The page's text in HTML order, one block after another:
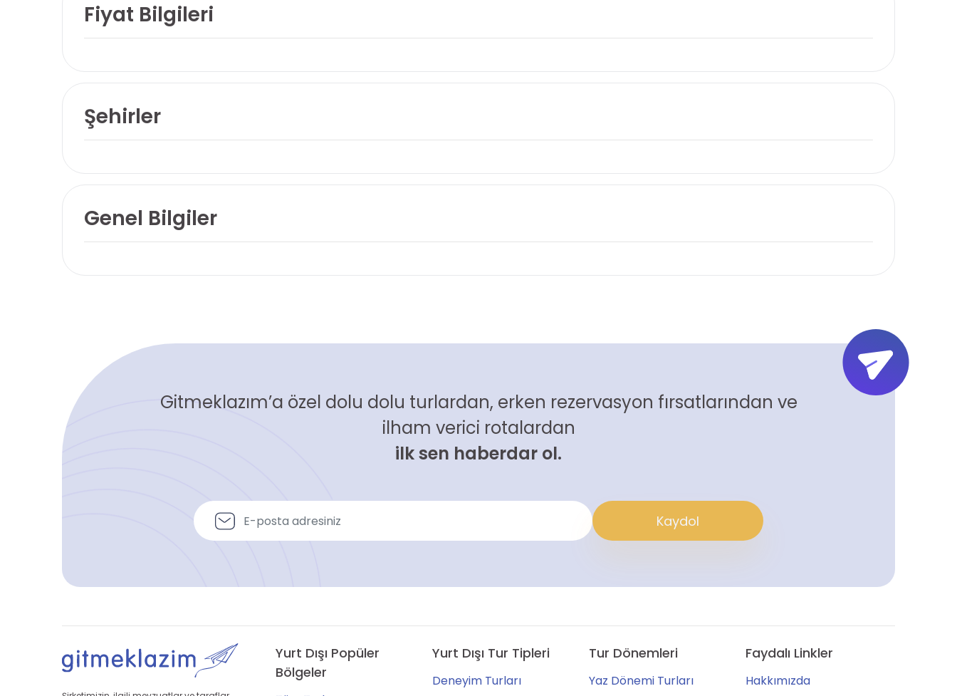
Fiyat Bilgileri
Şehirler
Genel Bilgiler
Gitmeklazım’a özel dolu dolu turlardan, erken rezervasyon fırsatlarından ve
ilham verici rotalardan
ilk sen haberdar ol.
Kaydol
Yurt Dışı Popüler
Bölgeler
Yurt Dışı Tur Tipleri
Deneyim Turları
Tur Dönemleri
Yaz Dönemi Turları
Faydalı Linkler
Hakkımızda